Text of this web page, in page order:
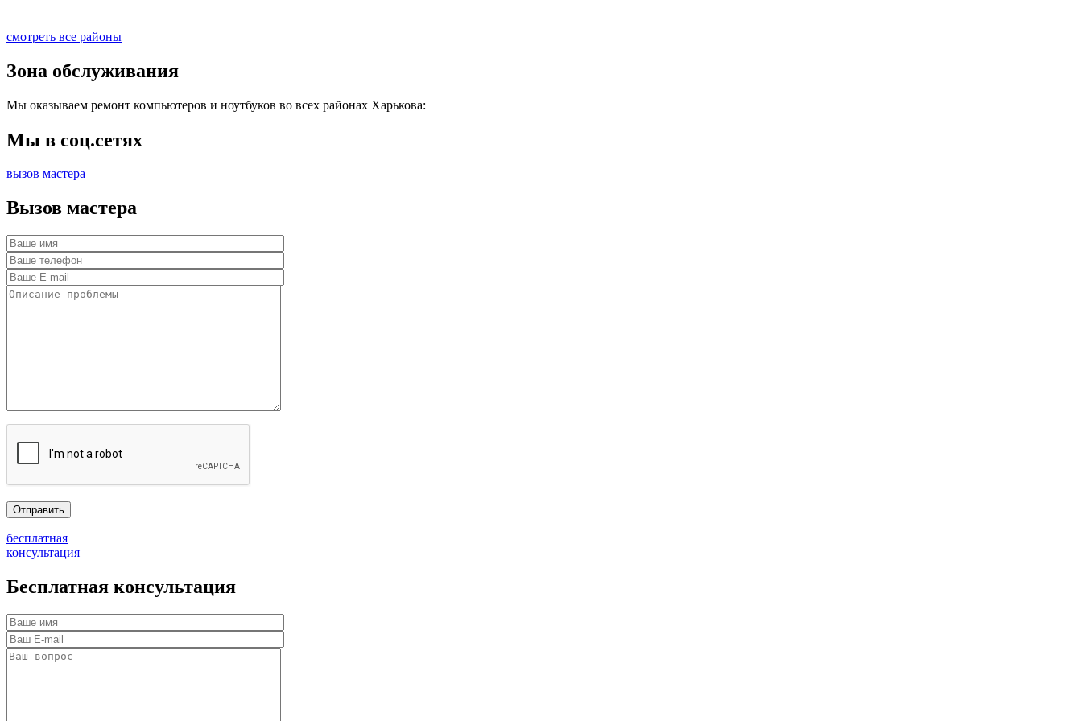
смотреть все районы
Зона обслуживания
Мы оказываем ремонт компьютеров и ноутбуков во всех районах Харькова:
Мы в соц.сетях
вызов мастера
Вызов мастера
бесплатная
консультация
Бесплатная консультация